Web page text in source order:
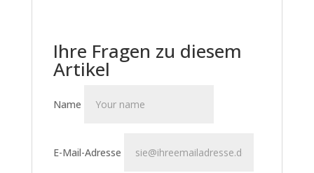
Ihre Fragen zu diesem
Artikel
Name
E-Mail-Adresse